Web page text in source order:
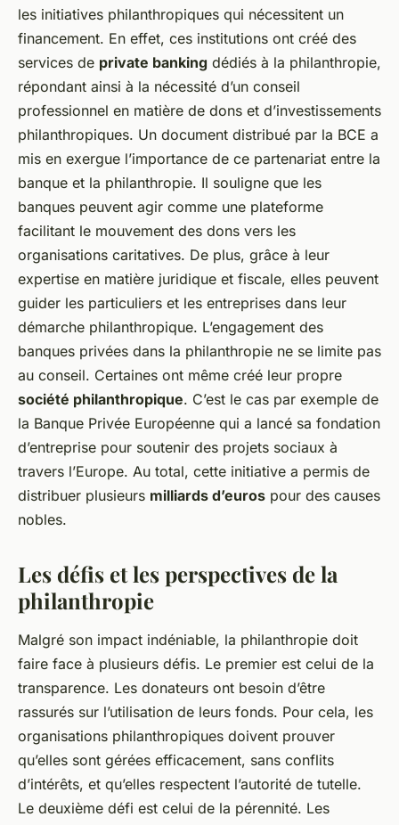
les initiatives philanthropiques qui nécessitent un
financement. En effet, ces institutions ont créé des
services de private banking dédiés à la philanthropie,
répondant ainsi à la nécessité d’un conseil
professionnel en matière de dons et d’investissements
philanthropiques. Un document distribué par la BCE a
mis en exergue l’importance de ce partenariat entre la
banque et la philanthropie. Il souligne que les
banques peuvent agir comme une plateforme
facilitant le mouvement des dons vers les
organisations caritatives. De plus, grâce à leur
expertise en matière juridique et fiscale, elles peuvent
guider les particuliers et les entreprises dans leur
démarche philanthropique. L’engagement des
banques privées dans la philanthropie ne se limite pas
au conseil. Certaines ont même créé leur propre
société philanthropique. C’est le cas par exemple de
la Banque Privée Européenne qui a lancé sa fondation
d’entreprise pour soutenir des projets sociaux à
travers l’Europe. Au total, cette initiative a permis de
distribuer plusieurs milliards d’euros pour des causes
nobles.
Les défis et les perspectives de la
philanthropie
Malgré son impact indéniable, la philanthropie doit
faire face à plusieurs défis. Le premier est celui de la
transparence. Les donateurs ont besoin d’être
rassurés sur l’utilisation de leurs fonds. Pour cela, les
organisations philanthropiques doivent prouver
qu’elles sont gérées efficacement, sans conflits
d’intérêts, et qu’elles respectent l’autorité de tutelle.
Le deuxième défi est celui de la pérennité. Les